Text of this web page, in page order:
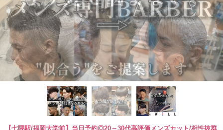
【七隈駅/福岡大学前】当日予約◎20～30代高評価メンズカット/相性抜群